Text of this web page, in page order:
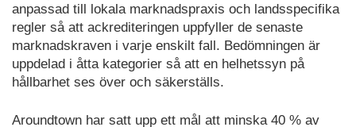
anpassad till lokala marknadspraxis och landsspecifika
regler så att ackrediteringen uppfyller de senaste
marknadskraven i varje enskilt fall. Bedömningen är
uppdelad i åtta kategorier så att en helhetssyn på
hållbarhet ses över och säkerställs.
Aroundtown har satt upp ett mål att minska 40 % av